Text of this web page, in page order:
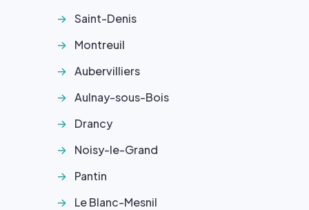
Saint-Denis
Montreuil
Aubervilliers
Aulnay-sous-Bois
Drancy
Noisy-le-Grand
Pantin
Le Blanc-Mesnil